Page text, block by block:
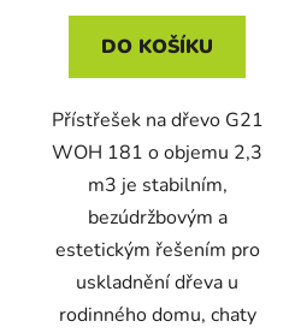
DO KOŠÍKU
Přístřešek na dřevo G21
WOH 181 o objemu 2,3
m3 je stabilním,
bezúdržbovým a
estetickým řešením pro
uskladnění dřeva u
rodinného domu, chaty